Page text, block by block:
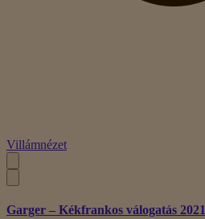
Villámnézet
Garger – Kékfrankos válogatás 2021